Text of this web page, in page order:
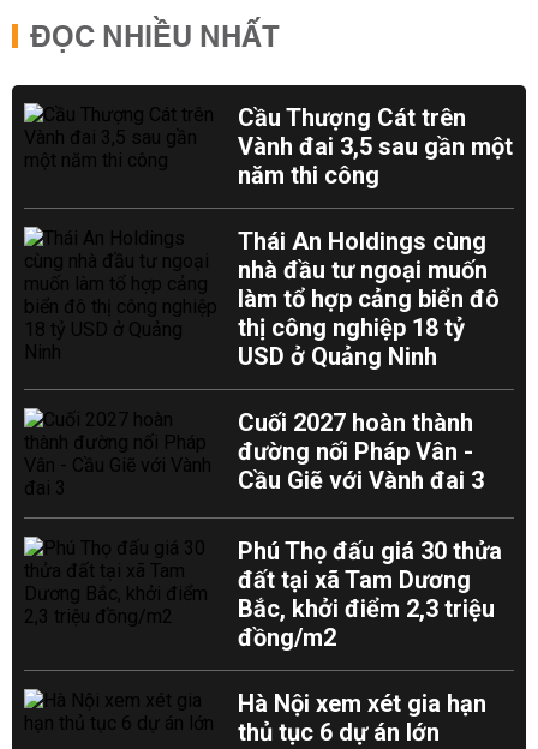
ĐỌC NHIỀU NHẤT
Cầu Thượng Cát trên
Vành đai 3,5 sau gần một
năm thi công
Thái An Holdings cùng
nhà đầu tư ngoại muốn
làm tổ hợp cảng biển đô
thị công nghiệp 18 tỷ
USD ở Quảng Ninh
Cuối 2027 hoàn thành
đường nối Pháp Vân -
Cầu Giẽ với Vành đai 3
Phú Thọ đấu giá 30 thửa
đất tại xã Tam Dương
Bắc, khởi điểm 2,3 triệu
đồng/m2
Hà Nội xem xét gia hạn
thủ tục 6 dự án lớn